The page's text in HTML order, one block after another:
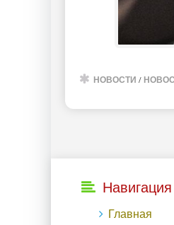
НОВОСТИ /
Навигация
Главная